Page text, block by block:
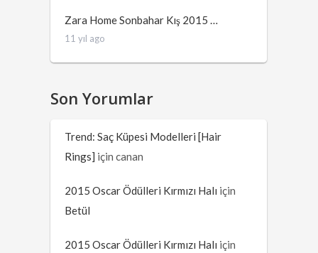
Zara Home Sonbahar Kış 2015 …
11 yıl ago
Son Yorumlar
Trend: Saç Küpesi Modelleri [Hair
Rings] içincanan
2015 Oscar Ödülleri Kırmızı Halı için
Betül
2015 Oscar Ödülleri Kırmızı Halı için